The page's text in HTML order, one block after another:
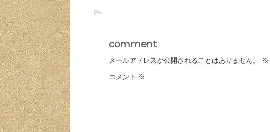
-
comment
メールアドレスが公開されることはありません。 ※
コメント ※